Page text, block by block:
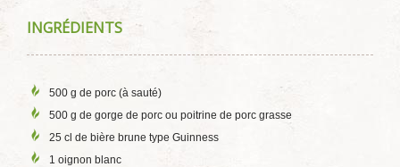
INGRÉDIENTS
500 g de porc (à sauté)
500 g de gorge de porc ou poitrine de porc grasse
25 cl de bière brune type Guinness
1 oignon blanc